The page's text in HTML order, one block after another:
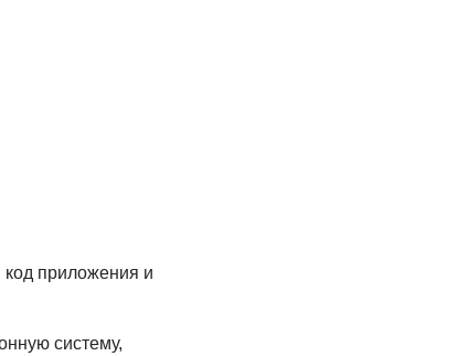
приложения и
систему,